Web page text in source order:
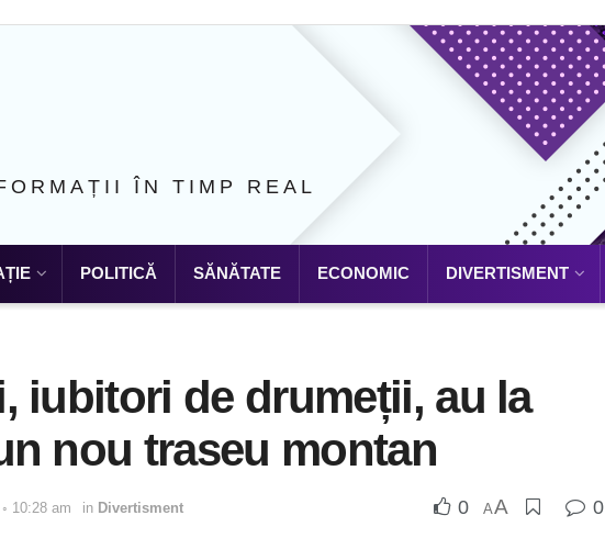
ÎN TIMP REAL
POLITICĂ SĂNĂTATE ECONOMIC DIVERTISMENT
iubitori de drumeții, au la
nou traseu montan
10:28 am in Divertisment 0 AA 0